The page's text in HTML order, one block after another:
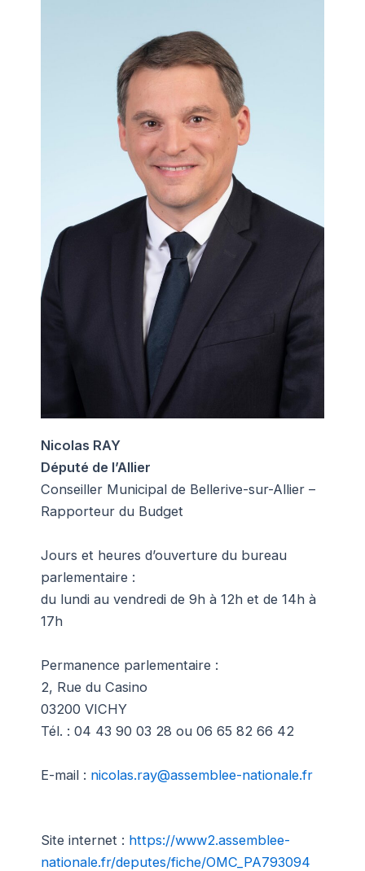
Nicolas RAY
Député de l’Allier
Conseiller Municipal de Bellerive-sur-Allier –
Rapporteur du Budget
Jours et heures d’ouverture du bureau
parlementaire :
du lundi au vendredi de 9h à 12h et de 14h à
17h
Permanence parlementaire :
2, Rue du Casino
03200 VICHY
Tél. : 04 43 90 03 28 ou 06 65 82 66 42
E-mail : nicolas.ray@assemblee-nationale.fr
Site internet : https://www2.assemblee-
nationale.fr/deputes/fiche/OMC_PA793094